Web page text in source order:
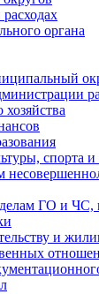
органа
хозяйства
спорта
ГО и ЧС,
и